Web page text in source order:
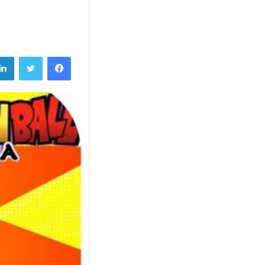
فيسبوك تويتر